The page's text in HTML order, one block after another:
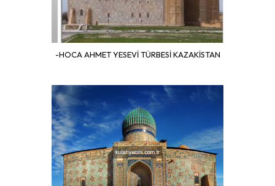
-HOCA AHMET YESEVİ TÜRBESİ KAZAKİSTAN